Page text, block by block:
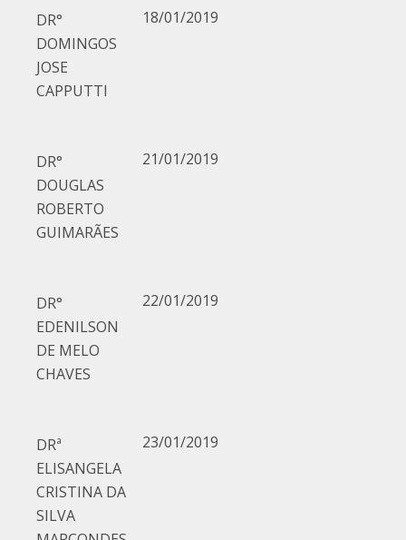
DR°
DOMINGOS
JOSE
CAPPUTTI
18/01/2019
DR°
DOUGLAS
ROBERTO
GUIMARÃES
21/01/2019
DR°
EDENILSON
DE MELO
CHAVES
22/01/2019
DRª
ELISANGELA
CRISTINA DA
SILVA
23/01/2019